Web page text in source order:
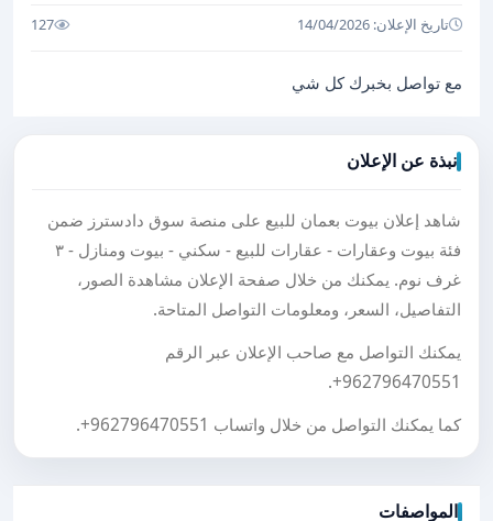
تاريخ الإعلان: 14/04/2026 127
مع تواصل بخبرك كل شي
نبذة عن الإعلان
شاهد إعلان بيوت بعمان للبيع على منصة سوق دادسترز ضمن
فئة بيوت وعقارات - عقارات للبيع - سكني - بيوت ومنازل - ٣
غرف نوم. يمكنك من خلال صفحة الإعلان مشاهدة الصور،
التفاصيل، السعر، ومعلومات التواصل المتاحة.
يمكنك التواصل مع صاحب الإعلان عبر الرقم
+962796470551
.
كما يمكنك التواصل من خلال واتساب +962796470551
.
المواصفات